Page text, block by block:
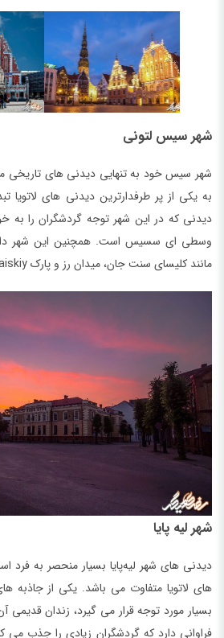
شهر سیس لتونی
شهر سیس خود به تنهایی دیدنی های تاریخی
به یکی از پر طرفدارترین دیدنی های
دیدنی که در این شهر توجه گردشگران را
وسطی ای سسیس است. همچنین این شهر
مانند کلیسای سنت جان، میدان رز و پارک Maiskiy می باشد.
شهر لیه‌ پایا
دیدنی های شهر لیه‌پایا بسیار منحصر به فرد
های لاتویا متفاوت می باشد. یکی از جاذبه
بسیار مورد توجه قرار می گیرد، زندان
فراوانی دارد که گردشگران زیادی را جذب می